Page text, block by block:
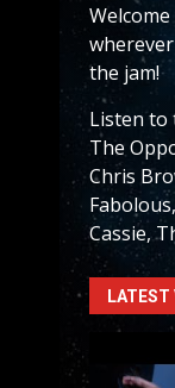
the jam!
Listen to
The
Chris
Cassie,
LATEST